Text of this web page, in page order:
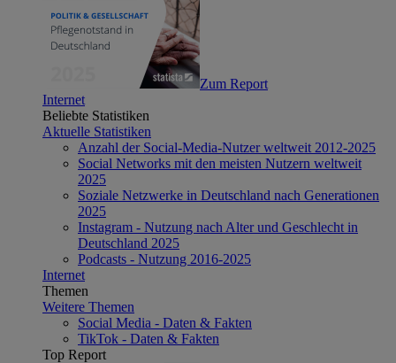
Zum Report
Internet
Beliebte Statistiken
Aktuelle Statistiken
Anzahl der Social-Media-Nutzer weltweit 2012-2025
Social Networks mit den meisten Nutzern weltweit
2025
Soziale Netzwerke in Deutschland nach Generationen
2025
Instagram - Nutzung nach Alter und Geschlecht in
Deutschland 2025
Podcasts - Nutzung 2016-2025
Internet
Themen
Weitere Themen
Social Media - Daten & Fakten
TikTok - Daten & Fakten
Top Report